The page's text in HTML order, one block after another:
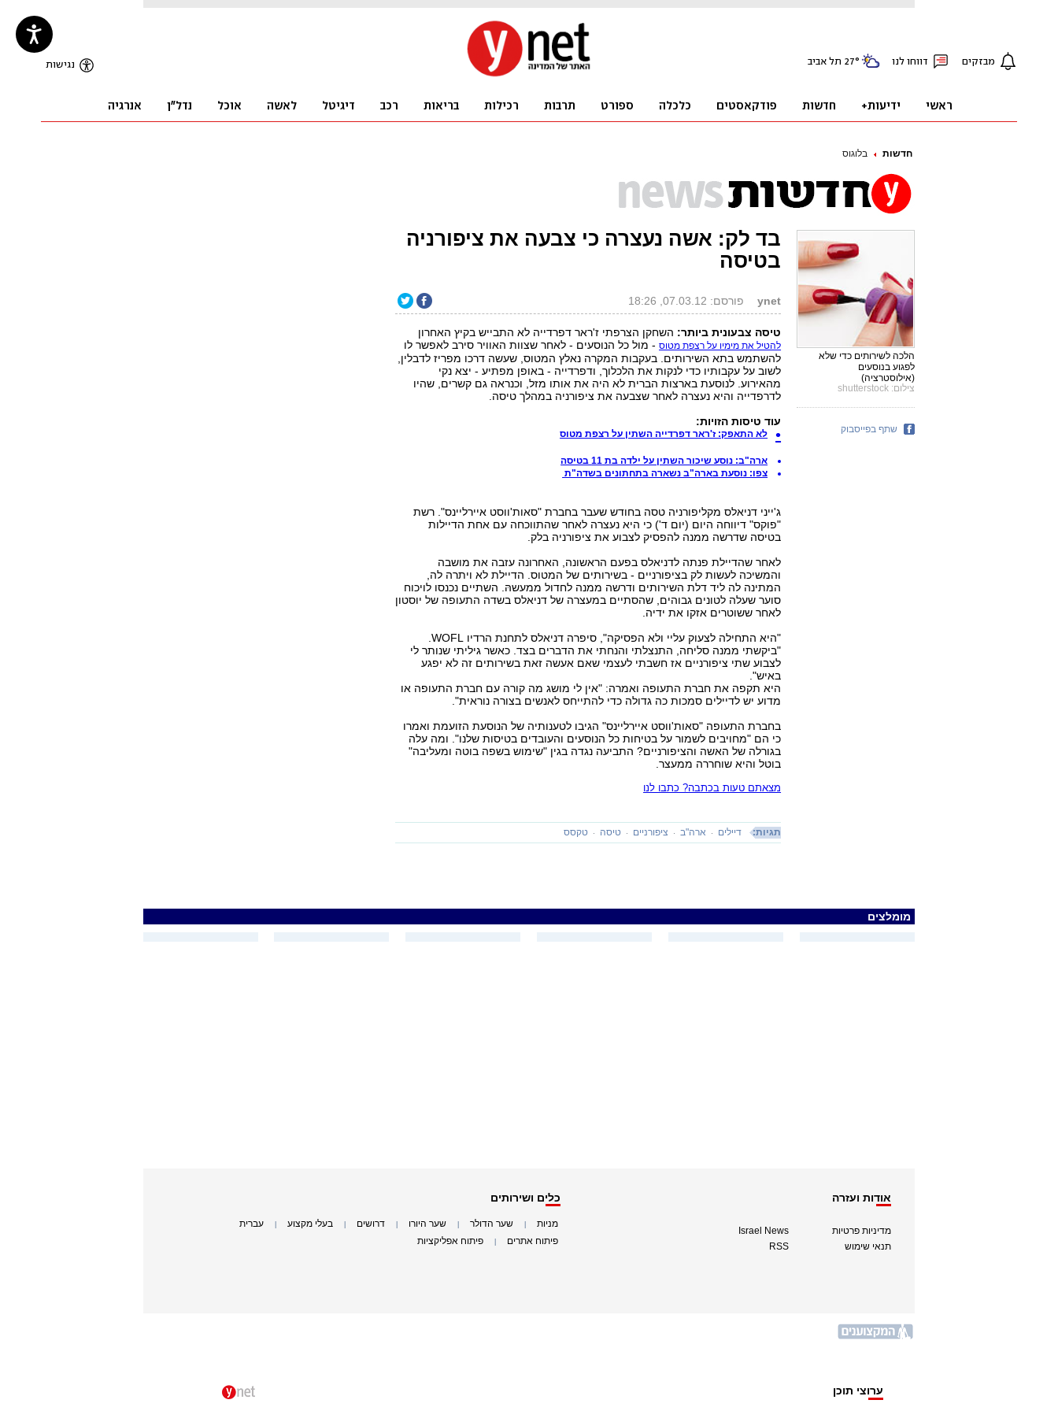
חדשות בלוגוס
בד לק: אשה נעצרה כי צבעה את ציפורניה
בטיסה
ynet פורסם: 07.03.12, 18:26
טיסה צבעונית ביותר: השחקן הצרפתי ז'ראר דפרדייה לא התבייש בקיץ האחרון
להטיל את מימיו על רצפת מטוס- מול כל הנוסעים - לאחר שצוות האוויר סירב לאפשר לו
להשתמש בתא השירותים. בעקבות המקרה נאלץ המטוס, שעשה דרכו מפריז לדבלין,
לשוב על עקבותיו כדי לנקות את הלכלוך, ודפרדייה - באופן מפתיע - יצא נקי
מהאירוע. לנוסעת בארצות הברית לא היה את אותו מזל, וכנראה גם קשרים, שהיו
לדרפדייה והיא נעצרה לאחר שצבעה את ציפורניה במהלך טיסה.
עוד טיסות הזויות:
לא התאפק: ז'ראר דפרדייה השתין על רצפת מטוס
ארה"ב: נוסע שיכור השתין על ילדה בת 11 בטיסה
צפו: נוסעת בארה"ב נשארה בתחתונים בשדה"ת
ג'ייני דניאלס מקליפורניה טסה בחודש שעבר בחברת "סאות'ווסט איירליינס". רשת
"פוקס" דיווחה היום (יום ד') כי היא נעצרה לאחר שהתווכחה עם אחת הדיילות
בטיסה שדרשה ממנה להפסיק לצבוע את ציפורניה בלק.
לאחר שהדיילת פנתה לדניאלס בפעם הראשונה, האחרונה עזבה את מושבה
והמשיכה לעשות לק בציפורניים - בשירותים של המטוס. הדיילת לא ויתרה לה,
המתינה לה ליד דלת השירותים ודרשה ממנה לחדול ממעשהּ. השתיים נכנסו לויכוח
סוער שעלה לטונים גבוהים, שהסתיים במעצרה של דניאלס בשדה התעופה של יוסטון
לאחר ששוטרים אזקו את ידיה.
"היא התחילה לצעוק עליי ולא הפסיקה", סיפרה דניאלס לתחנת הרדיו WOFL.
"ביקשתי ממנה סליחה, התנצלתי והנחתי את הדברים בצד. כאשר גיליתי שנותר לי
לצבוע שתי ציפורניים אז חשבתי לעצמי שאם אעשה זאת בשירותים זה לא יפגע
באיש".
היא תקפה את חברת התעופה ואמרה: "אין לי מושג מה קורה עם חברת התעופה או
מדוע יש לדיילים סמכות כה גדולה כדי להתייחס לאנשים בצורה נוראית".
בחברת התעופה "סאות'ווסט איירליינס" הגיבו לטענותיה של הנוסעת הזועמת ואמרו
כי הם "מחויבים לשמור על בטיחות כל הנוסעים והעובדים בטיסות שלנו". ומה עלה
בגורלה של האשה והציפורניים? התביעה נגדה בגין "שימוש בשפה בוטה ומעליבה"
בוטל והיא שוחררה ממעצר.
מצאתם טעות בכתבה? כתבו לנו
תגיות: דיילים ארה"ב ציפורניים טיסה טקסס
הלכה לשירותים כדי שלא
לפגוע בנוסעים
(אילוסטרציה)
צילום: shutterstock
שתף בפייסבוק
מומלצים
אודות ועזרה
מדיניות פרטיות
תנאי שימוש
Israel News
RSS
כלים ושירותים
מניות שער הדולר שער היורו דרושים בעלי מקצוע עברית
פיתוח אתרים פיתוח אפליקציות
ערוצי תוכן